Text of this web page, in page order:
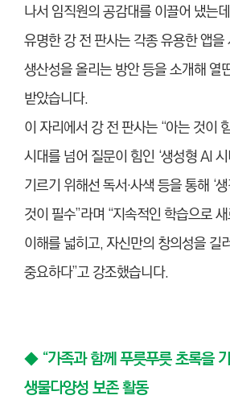
나서 임직원의 공감대를 이끌어 냈는
유명한 강 전 판사는 각종 유용한 앱
생산성을 올리는 방안 등을 소개해 열
받았습니다.
이 자리에서 강 전 판사는 “아는 것이
시대를 넘어 질문이 힘인 ‘생성형 AI
기르기 위해선 독서·사색 등을 통해 ‘
것이 필수”라며 “지속적인 학습으로
이해를 넓히고, 자신만의 창의성을 길
중요하다”고 강조했습니다.
◆“가족과 함께 푸릇푸릇 초록을
생물다양성 보존 활동